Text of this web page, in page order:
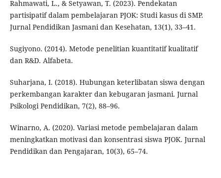
Rahmawati, L., & Setyawan, T. (2023). Pendekatan
partisipatif dalam pembelajaran PJOK: Studi kasus di SMP.
Jurnal Pendidikan Jasmani dan Kesehatan, 13(1), 33–41.
Sugiyono. (2014). Metode penelitian kuantitatif kualitatif
dan R&D. Alfabeta.
Suharjana, I. (2018). Hubungan keterlibatan siswa dengan
perkembangan karakter dan kebugaran jasmani. Jurnal
Psikologi Pendidikan, 7(2), 88–96.
Winarno, A. (2020). Variasi metode pembelajaran dalam
meningkatkan motivasi dan konsentrasi siswa PJOK. Jurnal
Pendidikan dan Pengajaran, 10(3), 65–74.